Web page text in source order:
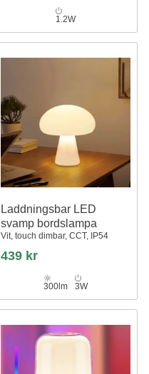
1.2W
Laddningsbar LED
svamp bordslampa
Vit, touch dimbar, CCT, IP54
439 kr
300lm 3W